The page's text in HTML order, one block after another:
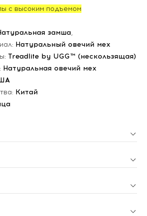
с высоким подъемом
замша,
Натуральный овечий мех
Treadlite by UGG™ (нескользящая)
Натуральная овечий мех
Китай